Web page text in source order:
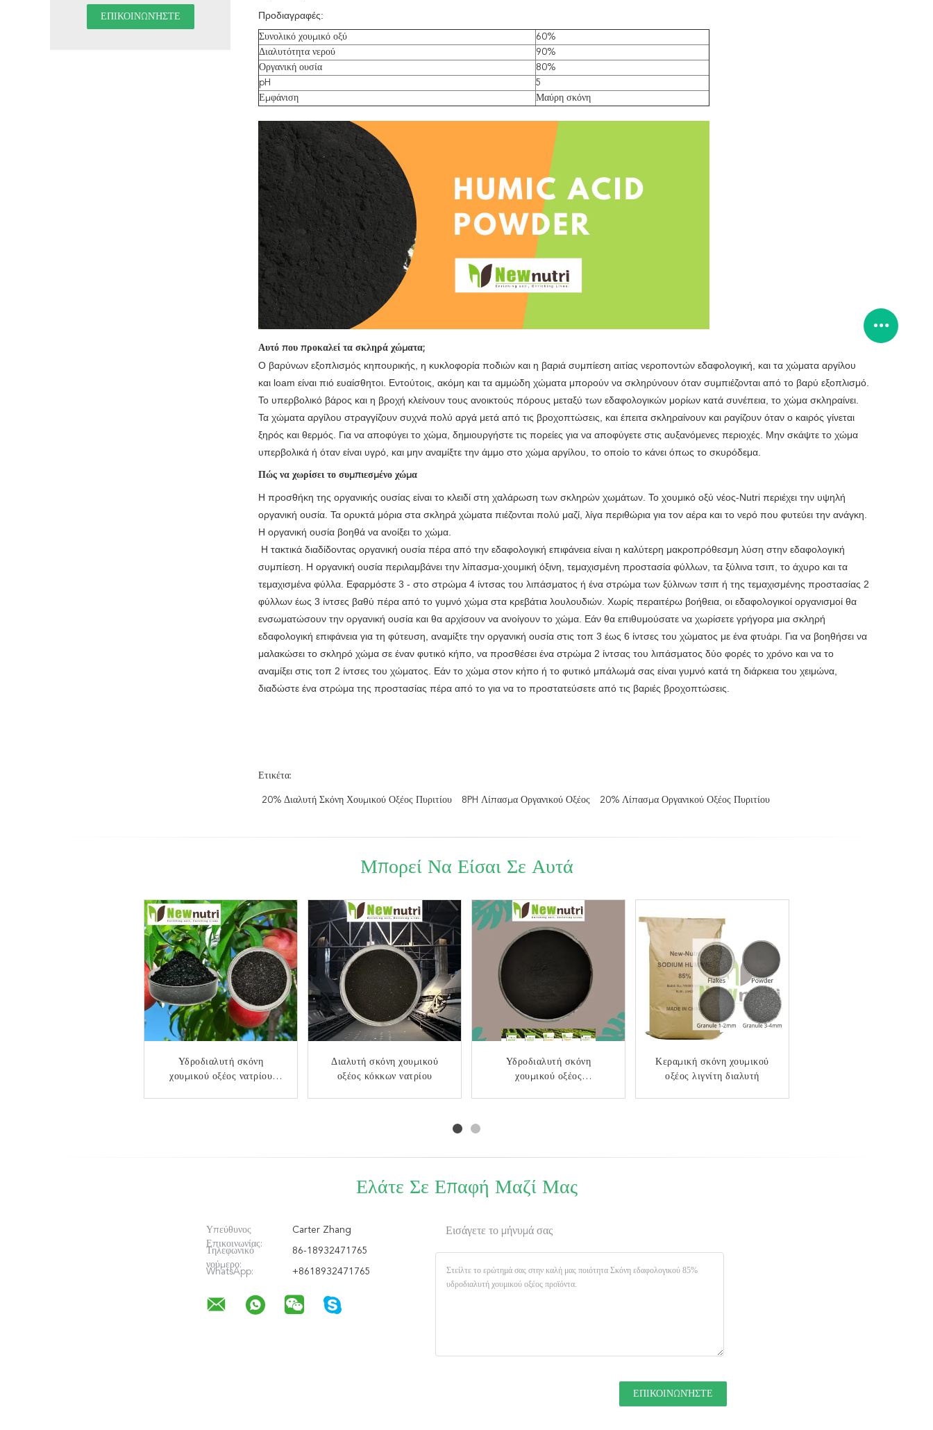
Προδιαγραφές:
Συνολικό χουμικό οξύ
60%
Διαλυτότητα νερού
90%
Οργανική ουσία
80%
pH
5
Εμφάνιση
Μαύρη σκόνη
Αυτό που προκαλεί τα σκληρά χώματα;
Ο βαρύνων εξοπλισμός κηπουρικής, η κυκλοφορία ποδιών και η βαριά συμπίεση αιτίας νεροποντών εδαφολογική, και τα χώματα αργίλου
και loam είναι πιό ευαίσθητοι. Εντούτοις, ακόμη και τα αμμώδη χώματα μπορούν να σκληρύνουν όταν συμπιέζονται από το βαρύ εξοπλισμό.
Το υπερβολικό βάρος και η βροχή κλείνουν τους ανοικτούς πόρους μεταξύ των εδαφολογικών μορίων κατά συνέπεια, το χώμα σκληραίνει.
Τα χώματα αργίλου στραγγίζουν συχνά πολύ αργά μετά από τις βροχοπτώσεις, και έπειτα σκληραίνουν και ραγίζουν όταν ο καιρός γίνεται
ξηρός και θερμός. Για να αποφύγει το χώμα, δημιουργήστε τις πορείες για να αποφύγετε στις αυξανόμενες περιοχές. Μην σκάψτε το χώμα
υπερβολικά ή όταν είναι υγρό, και μην αναμίξτε την άμμο στο χώμα αργίλου, το οποίο το κάνει όπως το σκυρόδεμα.
Πώς να χωρίσει το συμπιεσμένο χώμα
Η προσθήκη της οργανικής ουσίας είναι το κλειδί στη χαλάρωση των σκληρών χωμάτων. Το χουμικό οξύ νέος-Nutri περιέχει την υψηλή
οργανική ουσία. Τα ορυκτά μόρια στα σκληρά χώματα πιέζονται πολύ μαζί, λίγα περιθώρια για τον αέρα και το νερό που φυτεύει την ανάγκη.
Η οργανική ουσία βοηθά να ανοίξει το χώμα.
Η τακτικά διαδίδοντας οργανική ουσία πέρα από την εδαφολογική επιφάνεια είναι η καλύτερη μακροπρόθεσμη λύση στην εδαφολογική
συμπίεση. Η οργανική ουσία περιλαμβάνει την λίπασμα-χουμική όξινη, τεμαχισμένη προστασία φύλλων, τα ξύλινα τσιπ, το άχυρο και τα
τεμαχισμένα φύλλα. Εφαρμόστε 3 - στο στρώμα 4 ίντσας του λιπάσματος ή ένα στρώμα των ξύλινων τσιπ ή της τεμαχισμένης προστασίας 2
φύλλων έως 3 ίντσες βαθύ πέρα από το γυμνό χώμα στα κρεβάτια λουλουδιών. Χωρίς περαιτέρω βοήθεια, οι εδαφολογικοί οργανισμοί θα
ενσωματώσουν την οργανική ουσία και θα αρχίσουν να ανοίγουν το χώμα. Εάν θα επιθυμούσατε να χωρίσετε γρήγορα μια σκληρή
εδαφολογική επιφάνεια για τη φύτευση, αναμίξτε την οργανική ουσία στις τοπ 3 έως 6 ίντσες του χώματος με ένα φτυάρι. Για να βοηθήσει να
μαλακώσει το σκληρό χώμα σε έναν φυτικό κήπο, να προσθέσει ένα στρώμα 2 ίντσας του λιπάσματος δύο φορές το χρόνο και να το
αναμίξει στις τοπ 2 ίντσες του χώματος. Εάν το χώμα στον κήπο ή το φυτικό μπάλωμά σας είναι γυμνό κατά τη διάρκεια του χειμώνα,
διαδώστε ένα στρώμα της προστασίας πέρα από το για να το προστατεύσετε από τις βαριές βροχοπτώσεις.
Ετικέτα:
20% Διαλυτή Σκόνη Χουμικού Οξέος Πυριτίου 8PH Λίπασμα Οργανικού Οξέος 20% Λίπασμα Οργανικού Οξέος Πυριτίου
Μπορεί Να Είσαι Σε Αυτά
Υδροδιαλυτή σκόνη
χουμικού οξέος νατρίου
Διαλυτή σκόνη χουμικού
οξέος κόκκων νατρίου
Υδροδιαλυτή σκόνη
χουμικού οξέος
Κεραμική σκόνη χουμικού
οξέος λιγνίτη διαλυτή
Διαλυτή σκόνη χουμικού
οξέος PH9 15% Fulvic
Υδροδιαλυτό λίπασμα
σκονών χουμικού οξέος
Υδροδιαλυτό λίπασμα
χουμικού οξέος βορίου 50%
Λίπασμα οργανικού οξέος
πυριτίου PH8 20%
Ελάτε Σε Επαφή Μαζί Μας
Υπεύθυνος
Επικοινωνίας:
Carter Zhang
Τηλεφωνικό
νούμερο:
86-18932471765
WhatsApp: +8618932471765
Εισάγετε το μήνυμά σας